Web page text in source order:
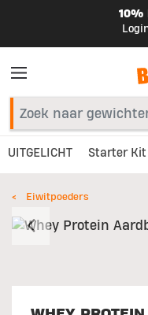
10%
UITGELICHT Starter Kit
Eiwitpoeders
Vorig